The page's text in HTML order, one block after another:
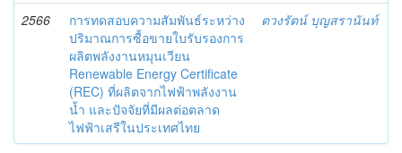
2566
การทดสอบความสัมพันธ์ระหว่าง
ปริมาณการซื้อขายใบรับรองการ
ผลิตพลังงานหมุนเวียน
Renewable Energy Certificate
(REC) ที่ผลิตจากไฟฟ้าพลังงาน
น้ำ และปัจจัยที่มีผลต่อตลาด
ไฟฟ้าเสรีในประเทศไทย
ตวงรัตน์ บุญสรานันท์